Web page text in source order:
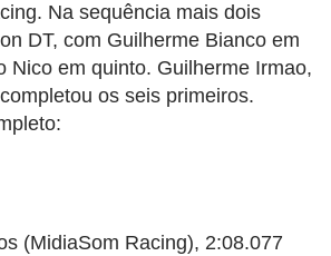
Na sequência mais dois
DT, com Guilherme Bianco em
Nico em quinto. Guilherme Irmao,
os seis primeiros.
(MidiaSom Racing), 2:08.077